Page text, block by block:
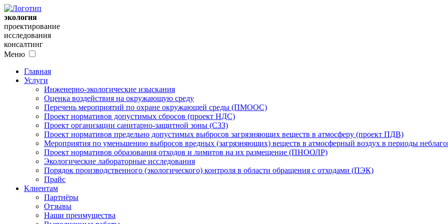
экология
проектирование
исследования
консалтинг
Меню
Главная
Услуги
Инженерно-экологические изыскания
Оценка воздействия на окружающую среду
Перечень мероприятий по охране окружающей среды (ПМООС)
Проект нормативов допустимых сбросов (проект НДС)
Проект организации санитарно-защитной зоны (СЗЗ)
Проект нормативов предельно допустимых выбросов загрязняющих веществ в атмосферу (проект ПДВ)
Мероприятия по уменьшению выбросов вредных (загрязняющих) веществ в атмосферный воздух в периоды
Проект нормативов образования отходов и лимитов на их размещение (ПНООЛР)
Экологические лабораторные исследования
Порядок производственного (экологического) контроля в области обращения с отходами (ПЭК)
Прайс
Клиентам
Партнёры
Отзывы
Наши преимущества